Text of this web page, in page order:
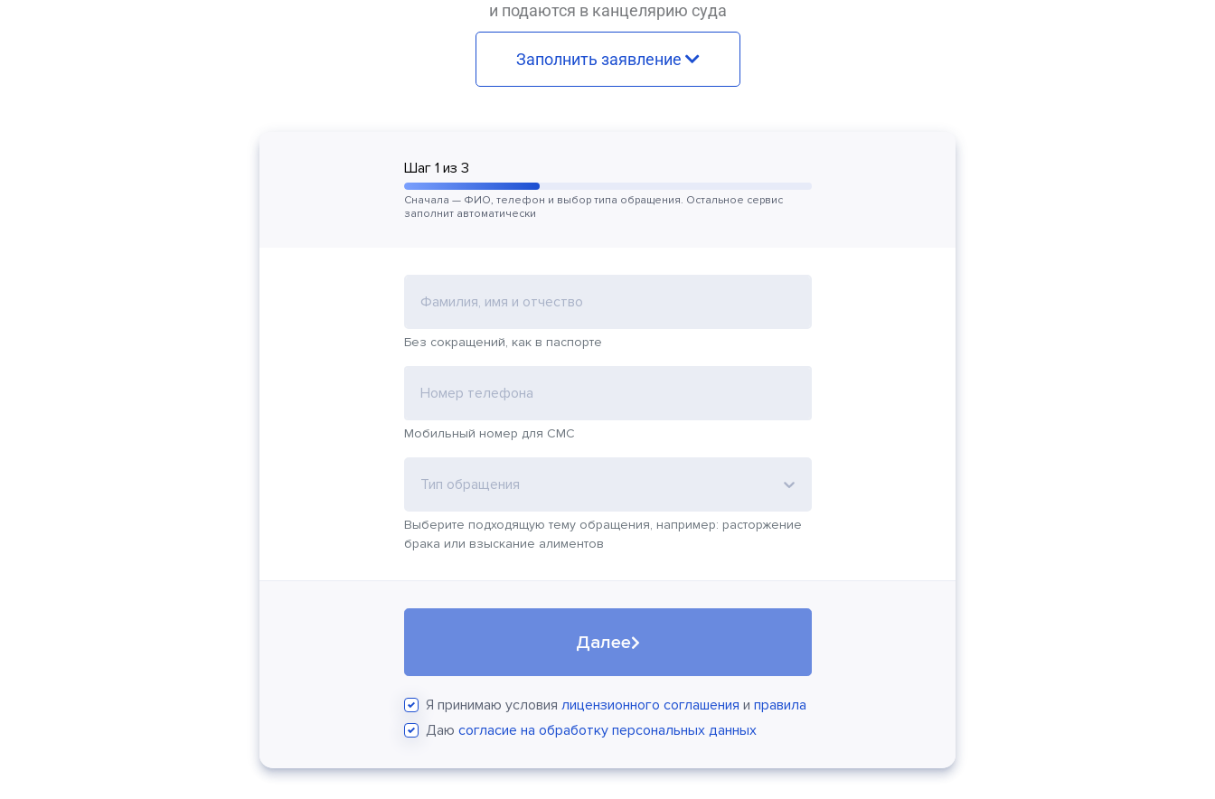
и подаются в канцелярию суда
Заполнить заявление
Шаг 1 из 3
Сначала — ФИО, телефон и выбор типа обращения. Остальное сервис
заполнит автоматически
Фамилия, имя и отчество
Без сокращений, как в паспорте
Номер телефона
Мобильный номер для СМС
Тип обращения
Выберите подходящую тему обращения, например: расторжение
брака или взыскание алиментов
Далее
Я принимаю условия лицензионного соглашения и правила
Даю согласие на обработку персональных данных